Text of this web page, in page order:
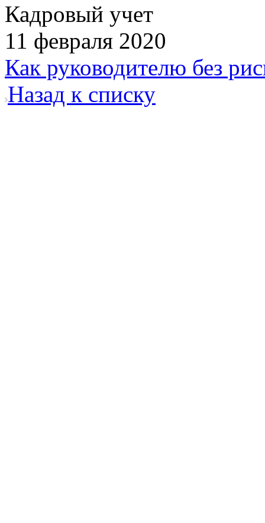
Кадровый учет
11 февраля 2020
Как руководителю без
Назад к списку